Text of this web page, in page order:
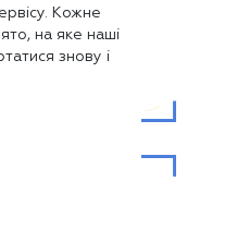
Кожне
на яке наші
знову і